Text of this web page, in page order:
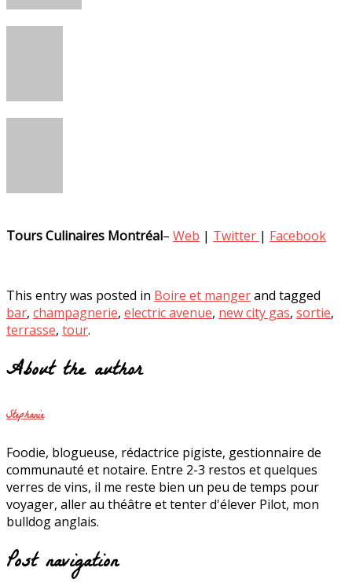
Tours Culinaires Montréal– Web | Twitter | Facebook
This entry was posted in Boire et mangerand tagged
bar, champagnerie, electric avenue, new city gas, sortie,
terrasse, tour.
About the author
Stephanie
Foodie, blogueuse, rédactrice pigiste, gestionnaire de
communauté et notaire. Entre 2-3 restos et quelques
verres de vins, il me reste bien un peu de temps pour
voyager, aller au théâtre et tenter d'élever Pilot, mon
bulldog anglais.
Post navigation